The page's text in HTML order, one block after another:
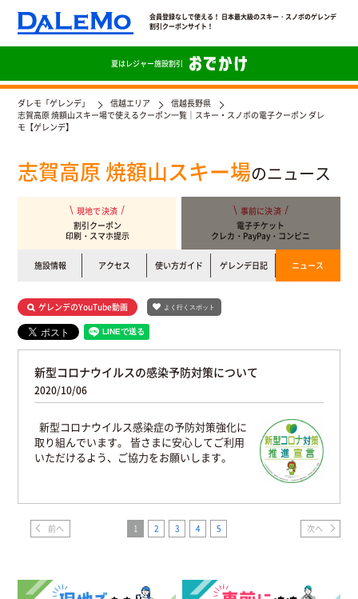
会員登録なしで使える！ 日本最大級のスキー・スノボのゲレンデ
割引クーポンサイト！
夏はレジャー施設割引
ダレモ「ゲレンデ」 信越エリア
信越長野県
志賀高原 焼額山スキー場で使えるクーポン一覧｜スキー・スノボの電子クーポン ダレ
モ【ゲレンデ】
志賀高原 焼額山スキー場のニュース
現地で決済
割引クーポン
印刷・スマホ提示
事前に決済
電子チケット
クレカ・PayPay・コンビニ
施設情報 アクセス 使い方ガイド ゲレンデ日記 ニュース
ゲレンデのYouTube動画 よく行くスポット
新型コロナウイルスの感染予防対策について
2020/10/06
新型コロナウイルス感染症の予防対策強化に
取り組んでいます。 皆さまに安心してご利用
いただけるよう、ご協力をお願いします。
前へ 1 2 3 4 5 次へ